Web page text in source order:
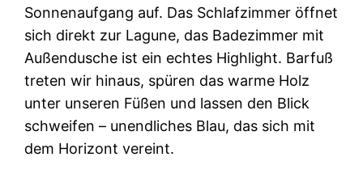
Sonnenaufgang auf. Das Schlafzimmer öffnet
sich direkt zur Lagune, das Badezimmer mit
Außendusche ist ein echtes Highlight. Barfuß
treten wir hinaus, spüren das warme Holz
unter unseren Füßen und lassen den Blick
schweifen – unendliches Blau, das sich mit
dem Horizont vereint.